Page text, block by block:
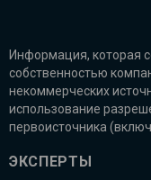
Информация, которая
собственностью
некоммерческих
использование
первоисточника
ЭКСПЕРТЫ